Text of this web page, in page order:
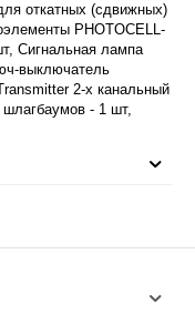
откатных (сдвижных)
PHOTOCELL-
Сигнальная лампа
выключатель
2-х канальный
- 1 шт,